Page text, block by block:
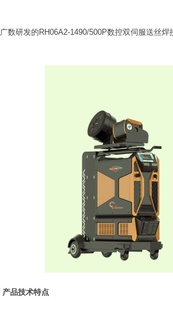
广数研发的RH06A2-1490/500P数控双伺服送丝
产品技术特点